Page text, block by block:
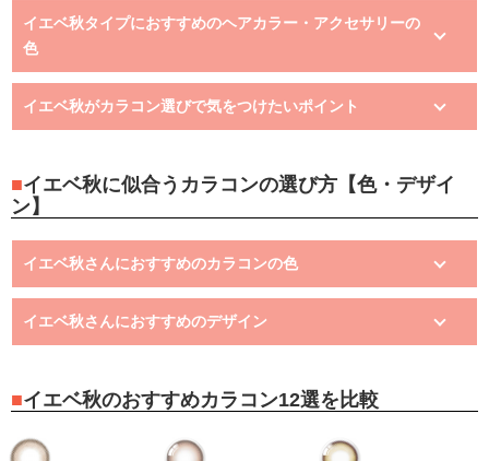
イエベ秋タイプにおすすめのヘアカラー・アクセサリーの
色
イエベ秋がカラコン選びで気をつけたいポイント
イエベ秋に似合うカラコンの選び方【色・デザイ
ン】
イエベ秋さんにおすすめのカラコンの色
イエベ秋さんにおすすめのデザイン
イエベ秋のおすすめカラコン12選を比較